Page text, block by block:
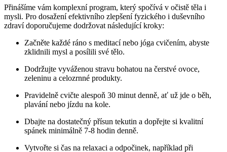
Přinášíme vám komplexní program, který spočívá v očistě těla i
mysli. Pro dosažení efektivního zlepšení fyzického i duševního
zdraví doporučujeme dodržovat následující kroky:
Začněte každé ráno s meditací nebo jóga cvičením, abyste
zklidnili mysl a posílili své tělo.
Dodržujte vyváženou stravu bohatou na čerstvé ovoce,
zeleninu a celozrnné produkty.
Pravidelně cvičte alespoň 30 minut denně, ať už jde o běh,
plavání nebo jízdu na kole.
Dbajte na dostatečný přísun tekutin a dopřejte si kvalitní
spánek minimálně 7-8 hodin denně.
Vytvořte si čas na relaxaci a odpočinek, například při